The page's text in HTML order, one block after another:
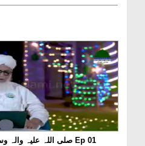
Mahboob e Do Alam صلی اللہ علیہ والہ وسلم Ep 01